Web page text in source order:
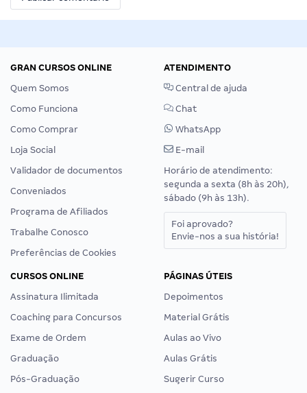
GRAN CURSOS ONLINE
Quem Somos
Como Funciona
Como Comprar
Loja Social
Validador de documentos
Conveniados
Programa de Afiliados
Trabalhe Conosco
Preferências de Cookies
ATENDIMENTO
Central de ajuda
Chat
WhatsApp
E-mail
Horário de atendimento:
segunda a sexta (8h às 20h),
sábado (9h às 13h).
Foi aprovado?
Envie-nos a sua história!
CURSOS ONLINE
Assinatura Ilimitada
Coaching para Concursos
Exame de Ordem
Graduação
Pós-Graduação
PÁGINAS ÚTEIS
Depoimentos
Material Grátis
Aulas ao Vivo
Aulas Grátis
Sugerir Curso